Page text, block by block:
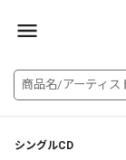
シングルCD